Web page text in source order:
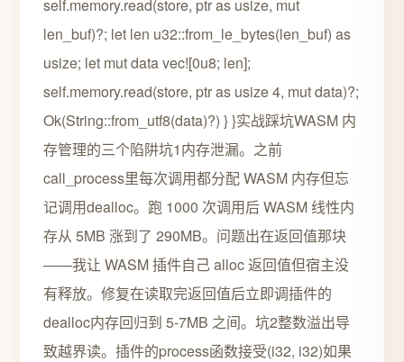
self.memory.read(store, ptr as usize, mut
len_buf)?; let len u32::from_le_bytes(len_buf) as
usize; let mut data vec![0u8; len];
self.memory.read(store, ptr as usize 4, mut data)?;
Ok(String::from_utf8(data)?) } }实战踩坑WASM 内
存管理的三个陷阱坑1内存泄漏。之前
call_process里每次调用都分配 WASM 内存但忘
记调用dealloc。跑 1000 次调用后 WASM 线性内
存从 5MB 涨到了 290MB。问题出在返回值那块
——我让 WASM 插件自己 alloc 返回值但宿主没
有释放。修复在读取完返回值后立即调插件的
dealloc内存回归到 5-7MB 之间。坑2整数溢出导
致越界读。插件的process函数接受(i32, i32)如果